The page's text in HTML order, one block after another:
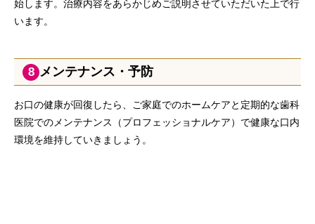
始します。治療内容をあらかじめご説明させていただいた上で行
います。
8 メンテナンス・予防
お口の健康が回復したら、ご家庭でのホームケアと定期的な歯科
医院でのメンテナンス（プロフェッショナルケア）で健康な口内
環境を維持していきましょう。